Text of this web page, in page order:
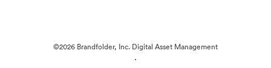
©2026 Brandfolder, Inc. Digital Asset Management
·